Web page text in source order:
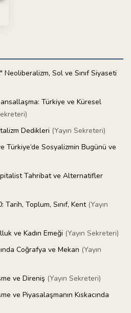
Neoliberalizm, Sol ve Sınıf Siyaseti
Türkiye ve Küresel
Dedikleri (Yayın Sekreteri)
Bugünü ve
Tahribat ve Alternatifler
Tarih, Toplum, Sınıf, Kent(Yayın
ve Kadın Emeği (Yayın Sekreteri)
Coğrafya ve Mekan (Yayın
ve Direniş (Yayın Sekreteri)
ve Piyasalaşmanın Kıskacında